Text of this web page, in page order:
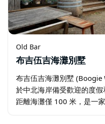
Old Bar
布吉伍吉海灘別墅
布吉伍吉海灘別墅
於中北海岸備受歡迎的度
距離海灘僅 100 米，是一